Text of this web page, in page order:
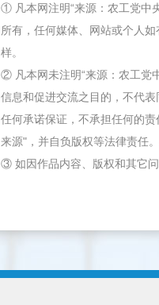
① 凡本网注明“来源：农工党中
所有，任何媒体、网站或个人
样。
② 凡本网未注明“来源：农工党
信息和促进交流之目的，不代
任何承诺保证，不承担任何的
来源"，并自负版权等法律责任
③ 如因作品内容、版权和其它